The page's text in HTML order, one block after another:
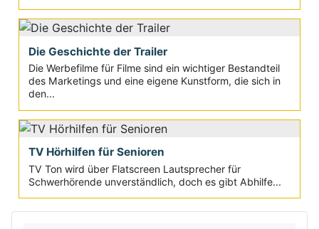
Die Geschichte der Trailer
Die Werbefilme für Filme sind ein wichtiger Bestandteil
des Marketings und eine eigene Kunstform, die sich in
den...
TV Hörhilfen für Senioren
TV Ton wird über Flatscreen Lautsprecher für
Schwerhörende unverständlich, doch es gibt Abhilfe...